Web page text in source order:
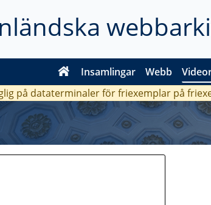
Insamlingar Webb
på dataterminaler för friexemplar på